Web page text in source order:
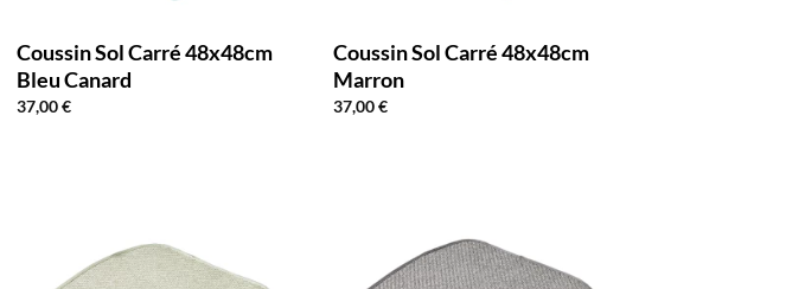
Coussin Sol Carré 48x48cm
Bleu Canard
37,00€
Coussin Sol Carré 48x48cm
Marron
37,00€